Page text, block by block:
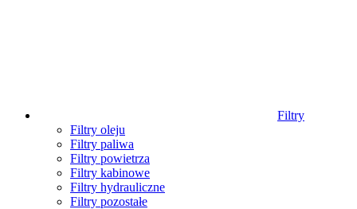
Filtry
Filtry oleju
Filtry paliwa
Filtry powietrza
Filtry kabinowe
Filtry hydrauliczne
Filtry pozostałe